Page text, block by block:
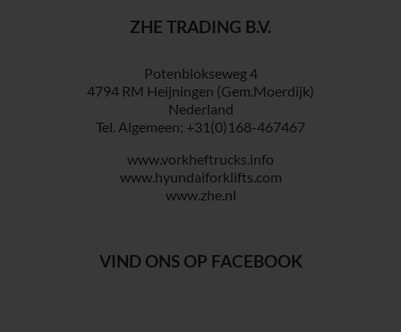
ZHE TRADING B.V.
Potenblokseweg 4
4794 RM Heijningen (Gem.Moerdijk)
Nederland
Tel. Algemeen: +31(0)168-467467
www.vorkheftrucks.info
www.hyundaiforklifts.com
www.zhe.nl
VIND ONS OP FACEBOOK